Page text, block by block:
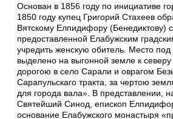
Основан в 1856 году по инициативе
1850 году купец Григорий Стахеев
Вятскому Елпидифору (Бенедиктову)
предоставленной Елабужским
учредить женскую обитель. Место под
выделено на выгонной земле к
дорогою в село Сарали и оврагом
Сарапульскаго тракта, за чертою
для города вала». В представлении,
Святейший Синод, епископ
основание Елабужского монастыря